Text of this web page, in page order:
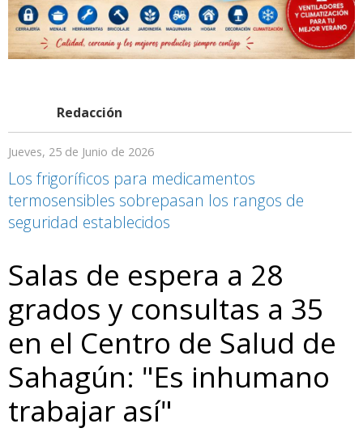
Redacción
Jueves, 25 de Junio de 2026
Los frigoríficos para medicamentos
termosensibles sobrepasan los rangos de
seguridad establecidos
Salas de espera a 28
grados y consultas a 35
en el Centro de Salud de
Sahagún: "Es inhumano
trabajar así"